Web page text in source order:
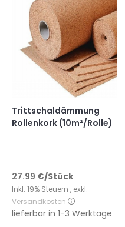
Trittschaldämmung
Rollenkork (10m²/Rolle)
27.99 €/Stück
Inkl. 19% Steuern , exkl.
Versandkosten
lieferbar in 1-3 Werktage